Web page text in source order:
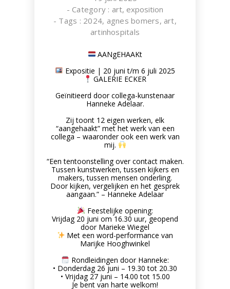
Artwork made of sticky seeds,
SEEDWORKS
SdW002 | Growing Shirt
Artwork made of sticky seeds,
SEEDWORKS
- Category : art, exposition
- Tags : 2024, agnes bomers, art,
artinhospitals
AANgEHAAKt
Expositie | 20 juni t/m 6 juli 2025
GALERIE ECKER
Geïnitieerd door collega-kunstenaar
Hanneke Adelaar.
Zij toont 12 eigen werken, elk
“aangehaakt” met het werk van een
collega – waaronder ook een werk van
mij.
“Een tentoonstelling over contact maken.
Tussen kunstwerken, tussen kijkers en
makers, tussen mensen onderling.
Door kijken, vergelijken en het gesprek
aangaan.” – Hanneke Adelaar
Feestelijke opening:
Vrijdag 20 juni om 16.30 uur, geopend
door Marieke Wiegel
Met een word-performance van
Marijke Hooghwinkel
Rondleidingen door Hanneke:
• Donderdag 26 juni – 19.30 tot 20.30
• Vrijdag 27 juni – 14.00 tot 15.00
Je bent van harte welkom!